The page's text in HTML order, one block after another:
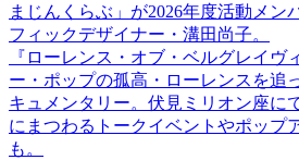
まじんくらぶ」が2026年度活動メン
フィックデザイナー・溝田尚子。
『ローレンス・オブ・ベルグレイヴ
ー・ポップの孤高・ローレンスを追
キュメンタリー。伏見ミリオン座に
にまつわるトークイベントやポップ
も。